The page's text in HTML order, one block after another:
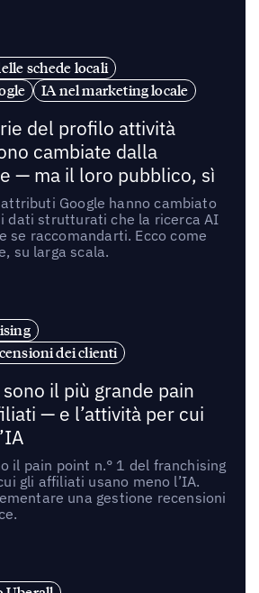
schede locali
IA nel marketing locale
del profilo attività
cambiate dalla
— ma il loro pubblico, sì
Google hanno cambiato
i dati strutturati che la ricerca AI
se raccomandarti. Ecco come
su larga scala.
dei clienti
il più grande pain
— e l’attività per cui
il pain point n.° 1 del franchising
gli affiliati usano meno l’IA.
una gestione recensioni